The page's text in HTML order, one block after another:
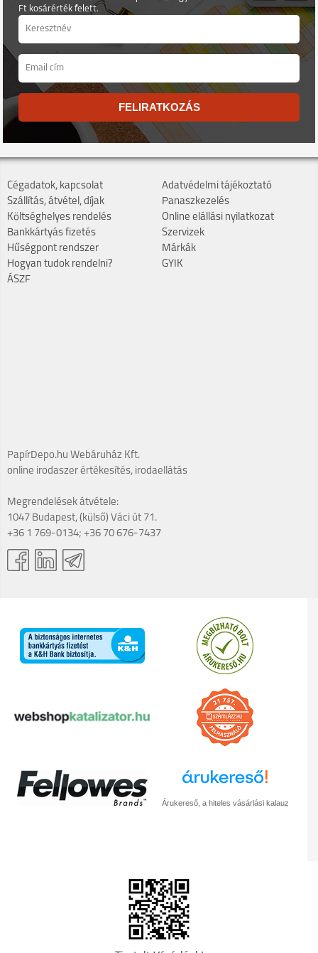
Ft kosárérték felett.
FELIRATKOZÁS
Cégadatok, kapcsolat
Szállítás, átvétel, díjak
Költséghelyes rendelés
Bankkártyás fizetés
Hűségpont rendszer
Hogyan tudok rendelni?
ÁSZF
Adatvédelmi tájékoztató
Panaszkezelés
Online elállási nyilatkozat
Szervizek
Márkák
GYIK
PapírDepo.hu Webáruház Kft.
online irodaszer értékesítés, irodaellátás
Megrendelések átvétele:
1047 Budapest, (külső) Váci út 71.
+36 1 769-0134; +36 70 676-7437
Árukereső, a hiteles vásárlási kalauz